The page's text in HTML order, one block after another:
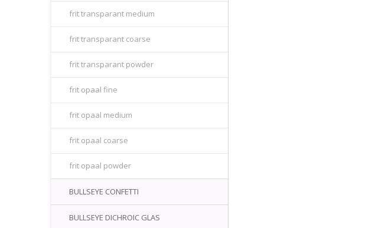
frit transparant medium
frit transparant coarse
frit transparant powder
frit opaal fine
frit opaal medium
frit opaal coarse
frit opaal powder
BULLSEYE CONFETTI
BULLSEYE DICHROIC GLAS